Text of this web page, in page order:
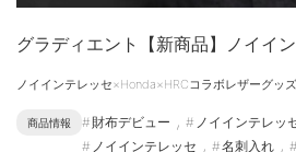
グラディエント【新商品】ノイイ
ノイインテレッセ×Honda×HRCコラボレザーグッ
商品情報 財布デビュー , ノイインテレッ
ノイインテレッセ , 名刺入れ ,